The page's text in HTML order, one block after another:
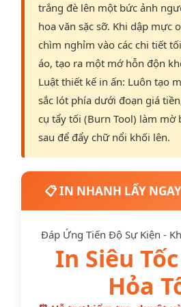
trắng đè lên một bức ảnh
hoa văn sặc sỡ. Khi dập mực
chìm nghỉm vào các chi tiết
áo, tạo ra một mớ hỗn độn
Luật thiết kế in ấn: Luôn tạo
sắc lót phía dưới đoạn giá
cụ tẩy tối (Burn Tool) làm mờ
sau để đẩy chữ nổi khối lên.
📋 IN NHANH LẤY
Đáp Ứng Tiến Độ Sự Kiện -
In Siêu
Hỏa